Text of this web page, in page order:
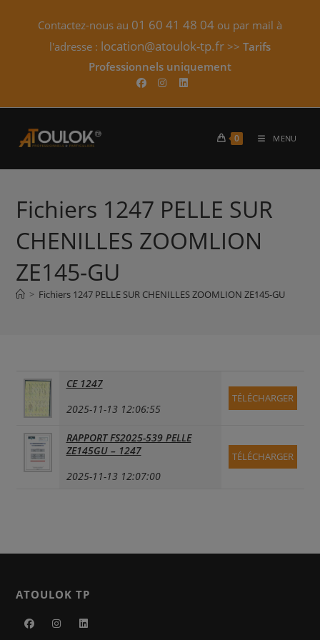
Contactez-nous au 01 60 41 48 04 ou par mail à
l'adresse : location@atoulok-tp.fr >> Tarifs
Professionnels uniquement​
0 MENU
Fichiers 1247 PELLE SUR
CHENILLES ZOOMLION
ZE145-GU
> Fichiers 1247 PELLE SUR CHENILLES ZOOMLION ZE145-GU
CE 1247
2025-11-13 12:06:55
TÉLÉCHARGER
RAPPORT FS2025-539 PELLE
ZE145GU – 1247
2025-11-13 12:07:00
TÉLÉCHARGER
ATOULOK TP